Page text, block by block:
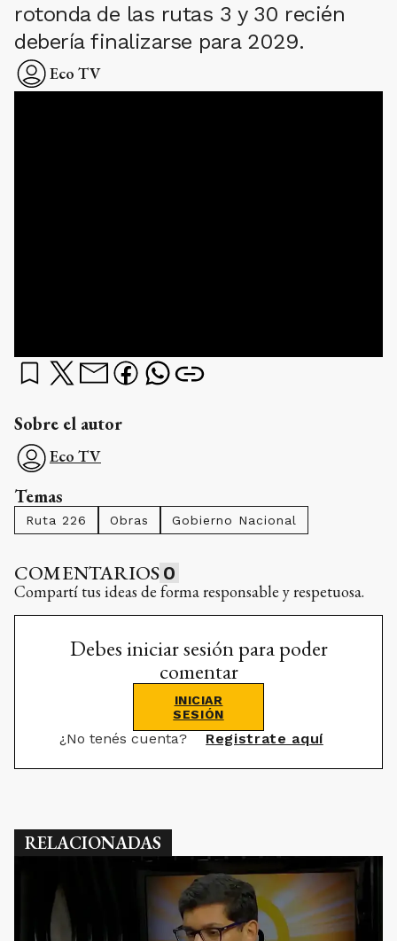
rotonda de las rutas 3 y 30 recién
debería finalizarse para 2029.
Eco TV
Sobre el autor
Eco TV
Temas
Ruta 226 Obras Gobierno Nacional
COMENTARIOS 0
Compartí tus ideas de forma responsable y respetuosa.
Debes iniciar sesión para poder
comentar
INICIAR
SESIÓN
¿No tenés cuenta? Registrate aquí
RELACIONADAS